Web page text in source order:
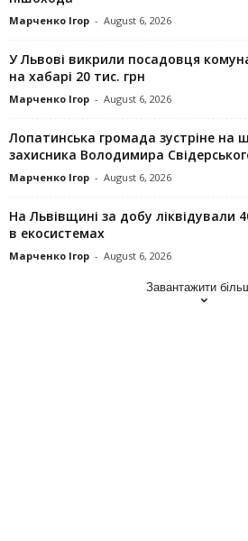
Марченко Ігор - August 6, 2026
У Львові викрили посадовця
на хабарі 20 тис. грн
Марченко Ігор - August 6, 2026
Лопатинська громада зустріне на
захисника Володимира
Марченко Ігор - August 6, 2026
На Львівщині за добу ліквідували
в екосистемах
Марченко Ігор - August 6, 2026
Завантажити